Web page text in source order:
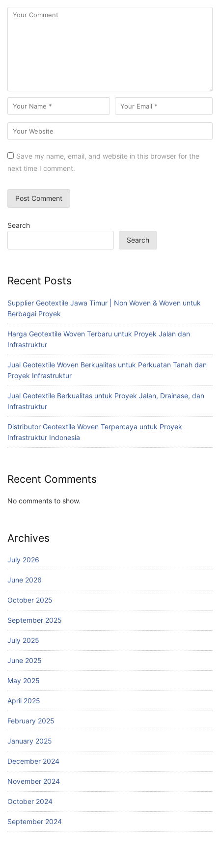
Save my name, email, and website in this browser for the
next time I comment.
Search
Search
Recent Posts
Supplier Geotextile Jawa Timur | Non Woven & Woven untuk
Berbagai Proyek
Harga Geotextile Woven Terbaru untuk Proyek Jalan dan
Infrastruktur
Jual Geotextile Woven Berkualitas untuk Perkuatan Tanah dan
Proyek Infrastruktur
Jual Geotextile Berkualitas untuk Proyek Jalan, Drainase, dan
Infrastruktur
Distributor Geotextile Woven Terpercaya untuk Proyek
Infrastruktur Indonesia
Recent Comments
No comments to show.
Archives
July 2026
June 2026
October 2025
September 2025
July 2025
June 2025
May 2025
April 2025
February 2025
January 2025
December 2024
November 2024
October 2024
September 2024